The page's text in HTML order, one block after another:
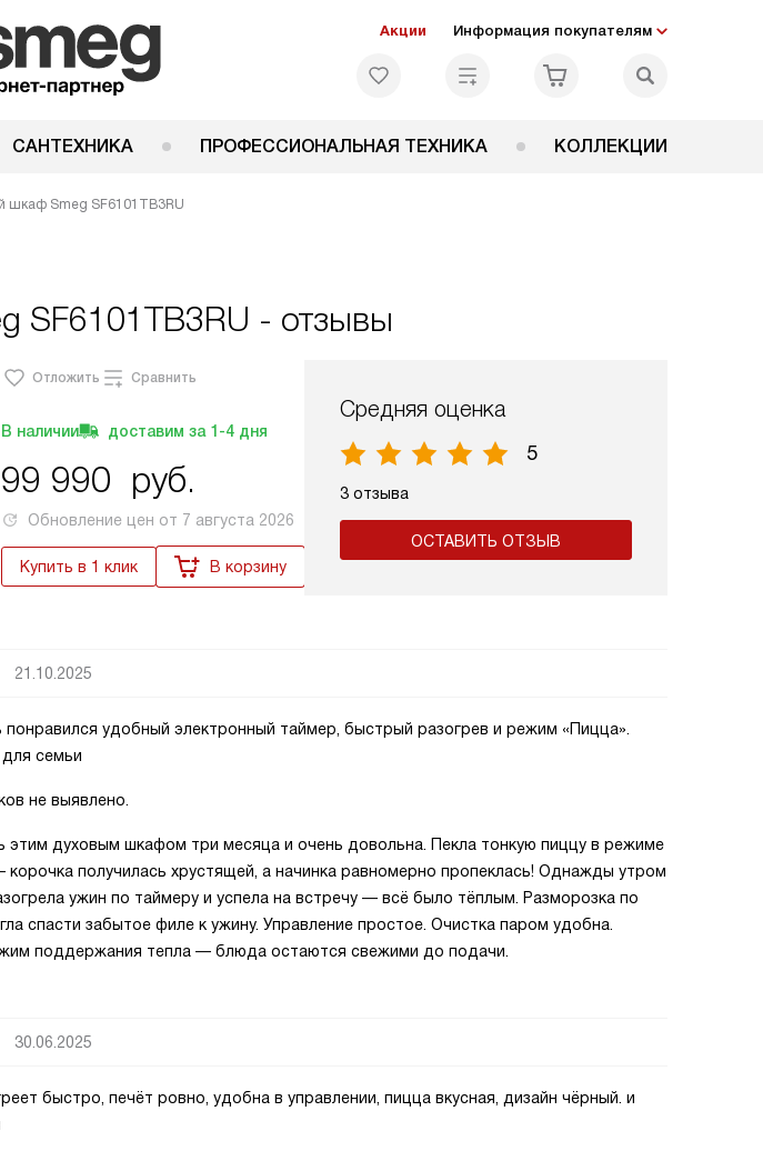
Акции Информация покупателям
САНТЕХНИКА ПРОФЕССИОНАЛЬНАЯ ТЕХНИКА КОЛЛЕКЦИИ
шкаф Smeg SF6101TB3RU
SF6101TB3RU - отзывы
Отложить Сравнить
В наличии доставим за 1-4 дня
99 990 руб.
Обновление цен от 7 августа 2026
Купить в 1 клик В корзину
Средняя оценка
5
3 отзыва
ОСТАВИТЬ ОТЗЫВ
21.10.2025
понравился удобный электронный таймер, быстрый разогрев и режим «Пицца».
семьи
не выявлено.
этим духовым шкафом три месяца и очень довольна. Пекла тонкую пиццу в режиме
корочка получилась хрустящей, а начинка равномерно пропеклась! Однажды утром
ужин по таймеру и успела на встречу — всё было тёплым. Разморозка по
спасти забытое филе к ужину. Управление простое. Очистка паром удобна.
поддержания тепла — блюда остаются свежими до подачи.
30.06.2025
быстро, печёт ровно, удобна в управлении, пицца вкусная, дизайн чёрный. и